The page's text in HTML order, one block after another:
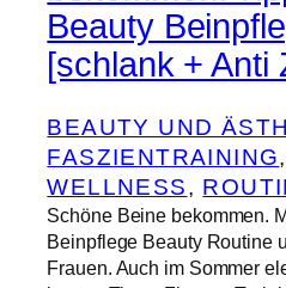
Beauty
[schlank + Anti
BEAUTY UND
FASZIENTRAINING,
WELLNESS,
Schöne Beine bekommen.
Beinpflege Beauty Routine
Frauen. Auch im Sommer